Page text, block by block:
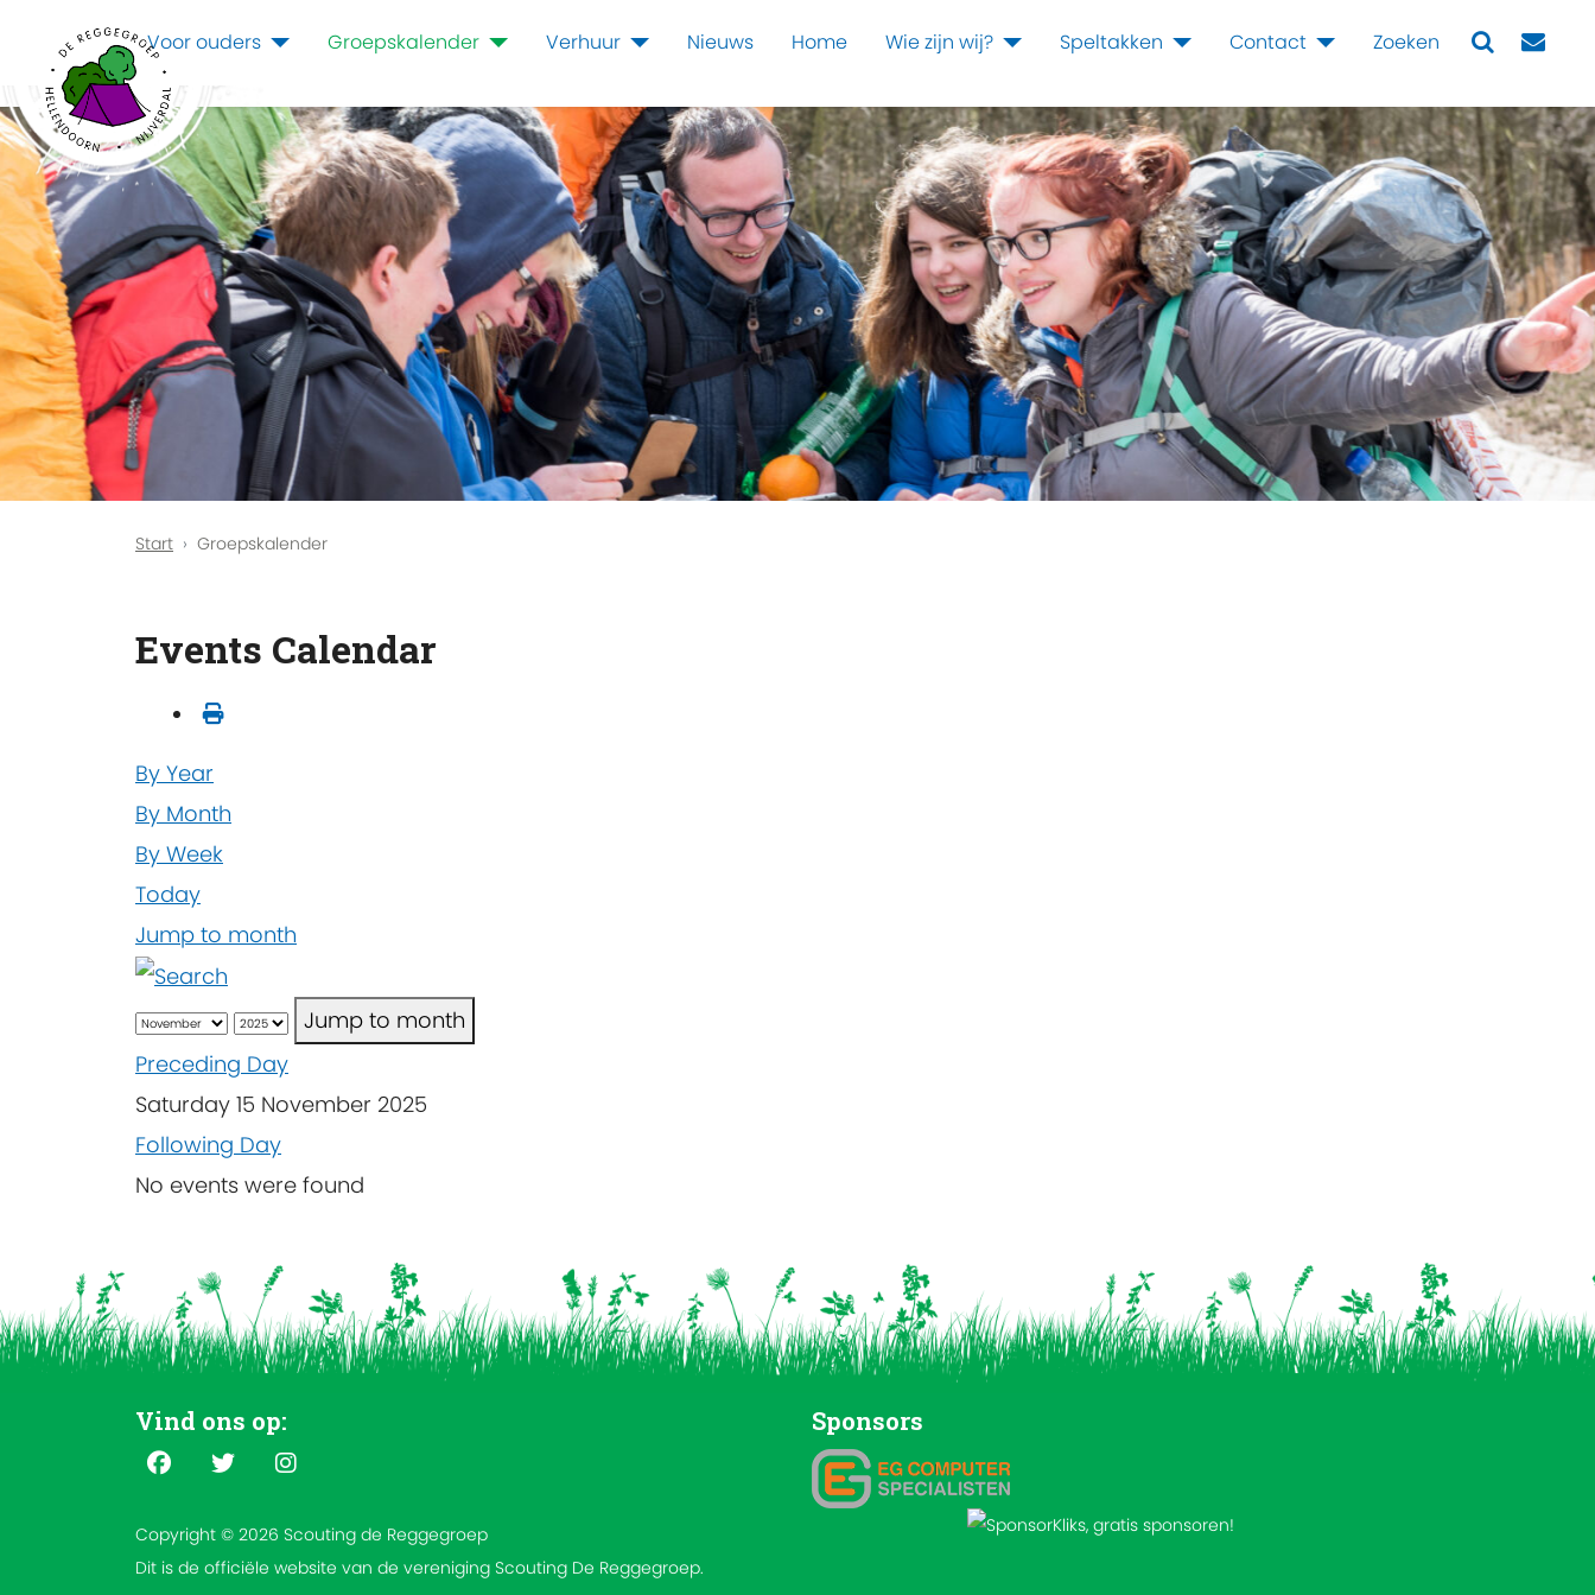
Voor ouders Groepskalender Verhuur Nieuws Home Wie zijn wij? Speltakken Contact Zoeken
Start Groepskalender
Events Calendar
By Year
By Month
By Week
Today
Jump to month
Jump to month
Preceding Day
Saturday 15 November 2025
Following Day
No events were found
Vind ons op:
Copyright © 2026 Scouting de Reggegroep
Dit is de officiële website van de vereniging Scouting De Reggegroep.
Sponsors